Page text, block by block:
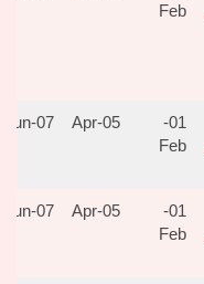
Feb
01-
Feb
05-Apr
07-Jun
01-
Feb
05-Apr
07-Jun